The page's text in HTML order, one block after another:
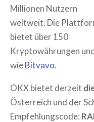
Millionen Nutzern
weltweit. Die
bietet über 150
Kryptowährungen
wieBitvavo.
OKX bietet derzeit
Österreich und der
Empfehlungscode: